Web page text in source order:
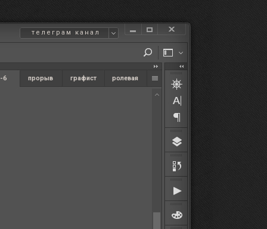
телеграм канал
6 прорыв графист ролевая